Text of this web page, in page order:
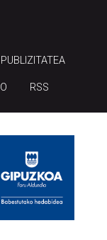
PUBLIZITATEA
RSS